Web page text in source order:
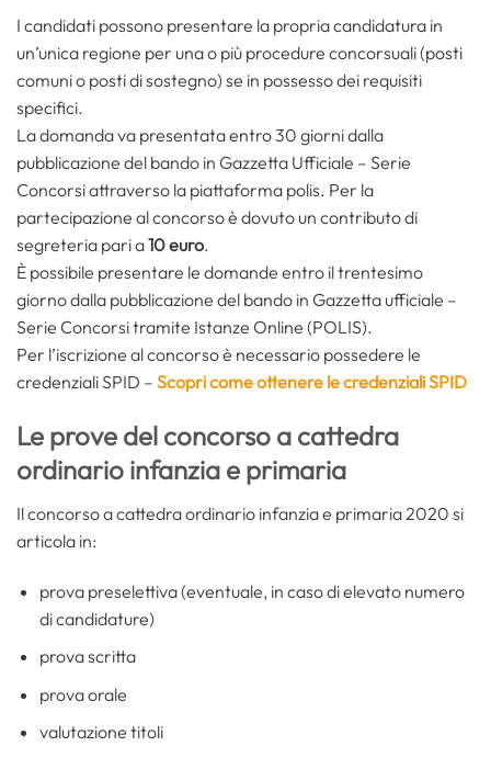
I candidati possono presentare la propria candidatura in
un’unica regione per una o più procedure concorsuali (posti
comuni o posti di sostegno) se in possesso dei requisiti
specifici.
La domanda va presentata entro 30 giorni dalla
pubblicazione del bando in Gazzetta Ufficiale – Serie
Concorsi attraverso la piattaforma polis. Per la
partecipazione al concorso è dovuto un contributo di
segreteria pari a10 euro.
È possibile presentare le domande entro il trentesimo
giorno dalla pubblicazione del bando in Gazzetta ufficiale –
Serie Concorsi tramite Istanze Online (POLIS).
Per l’iscrizione al concorso è necessario possedere le
credenziali SPID – Scopri come ottenere le credenziali SPID
Le prove del concorso a cattedra
ordinario infanzia e primaria
Il concorso a cattedra ordinario infanzia e primaria 2020 si
articola in:
prova preselettiva (eventuale, in caso di elevato numero
di candidature)
prova scritta
prova orale
valutazione titoli